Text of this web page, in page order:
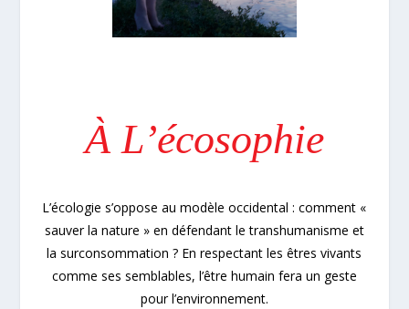
À L’écosophie
L’écologie s’oppose au modèle occidental : comment «
sauver la nature » en défendant le transhumanisme et
la surconsommation ? En respectant les êtres vivants
comme ses semblables, l’être humain fera un geste
pour l’environnement.